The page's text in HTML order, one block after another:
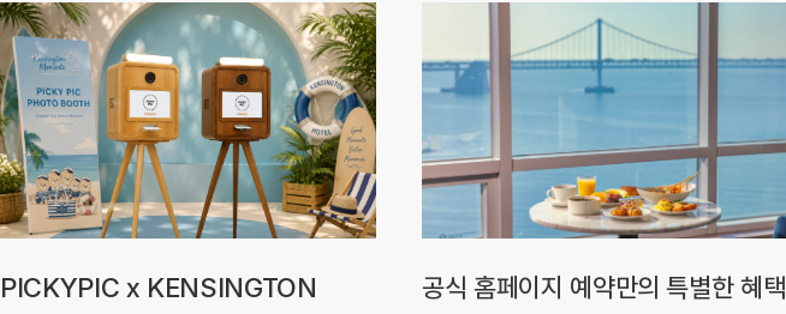
PICKYPIC x KENSINGTON 공식 홈페이지 예약만의 특별한 혜택